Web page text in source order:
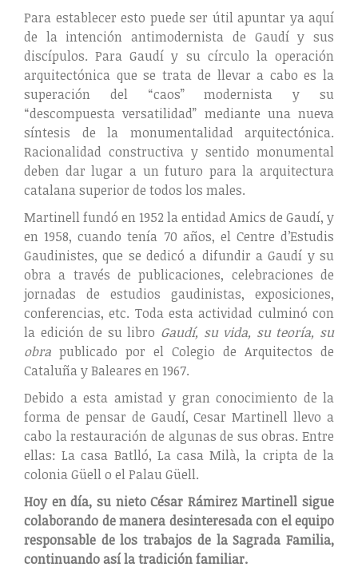
Para establecer esto puede ser útil apuntar ya aquí
de la intención antimodernista de Gaudí y sus
discípulos. Para Gaudí y su círculo la operación
arquitectónica que se trata de llevar a cabo es la
superación del “caos” modernista y su
“descompuesta versatilidad” mediante una nueva
síntesis de la monumentalidad arquitectónica.
Racionalidad constructiva y sentido monumental
deben dar lugar a un futuro para la arquitectura
catalana superior de todos los males.
Martinell fundó en 1952 la entidad Amics de Gaudí, y
en 1958, cuando tenía 70 años, el Centre d’Estudis
Gaudinistes, que se dedicó a difundir a Gaudí y su
obra a través de publicaciones, celebraciones de
jornadas de estudios gaudinistas, exposiciones,
conferencias, etc. Toda esta actividad culminó con
la edición de su libro Gaudí, su vida, su teoría, su
obra publicado por el Colegio de Arquitectos de
Cataluña y Baleares en 1967.
Debido a esta amistad y gran conocimiento de la
forma de pensar de Gaudí, Cesar Martinell llevo a
cabo la restauración de algunas de sus obras. Entre
ellas: La casa Batlló, La casa Milà, la cripta de la
colonia Güell o el Palau Güell.
Hoy en día, su nieto César Rámirez Martinell sigue
colaborando de manera desinteresada con el equipo
responsable de los trabajos de la Sagrada Familia,
continuando así la tradición familiar.